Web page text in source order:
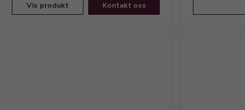
Vis produkt Kontakt oss